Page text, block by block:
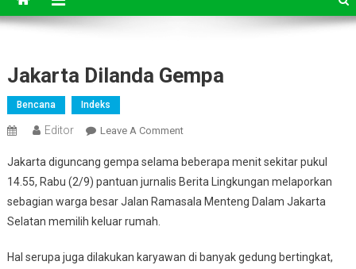
Jakarta Dilanda Gempa
Bencana Indeks
Editor Leave A CommentOn
Dilanda
Gempa
Jakarta diguncang gempa selama beberapa menit sekitar pukul
14.55, Rabu (2/9) pantuan jurnalis Berita Lingkungan melaporkan
sebagian warga besar Jalan Ramasala Menteng Dalam Jakarta
Selatan memilih keluar rumah.
Hal serupa juga dilakukan karyawan di banyak gedung bertingkat,